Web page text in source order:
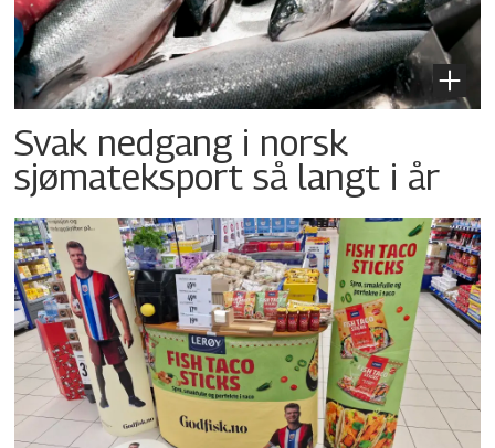
Svak nedgang i norsk
sjømateksport så langt i år